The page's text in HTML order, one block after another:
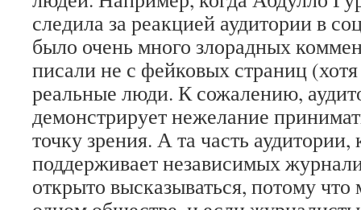
следила за реакцией аудитории в
было очень много злорадных
писали не с фейковых страниц
реальные люди. К сожалению,
демонстрирует нежелание
точку зрения. А та часть аудитории,
поддерживает независимых
открыто высказываться, потому